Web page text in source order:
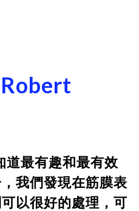
最有趣和最有效
我們發現在筋膜表
以很好的處理，可